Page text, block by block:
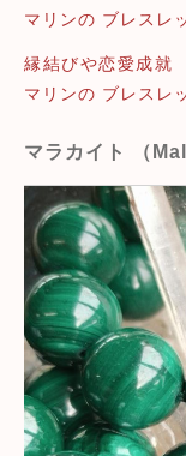
マリンの ブレス
縁結びや恋愛成就
マリンの ブレス
マラカイト （